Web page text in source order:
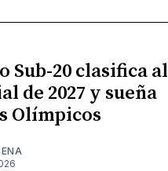
Sub-20 clasifica al
de 2027 y sueña
Olímpicos